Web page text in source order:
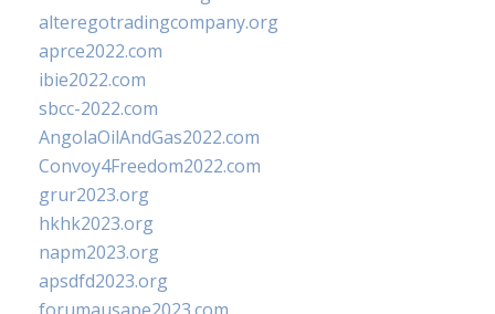
alteregotradingcompany.org
aprce2022.com
ibie2022.com
sbcc-2022.com
AngolaOilAndGas2022.com
Convoy4Freedom2022.com
grur2023.org
hkhk2023.org
napm2023.org
apsdfd2023.org